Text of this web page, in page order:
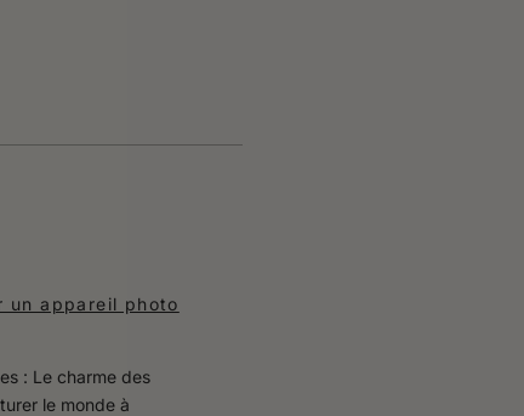
un appareil photo
: Le charme des
le monde à